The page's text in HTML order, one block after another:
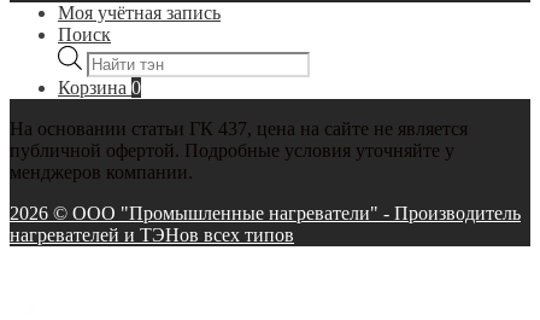
Моя учётная запись
Поиск
Поиск
товаров
Корзина 0
На основании статьи ГК 437, цена на сайте не является
публичной офертой. Подробные условия уточняйте у
менджеров компании.
2026 © ООО "Промышленные нагреватели" - Производитель
нагревателей и ТЭНов всех типов